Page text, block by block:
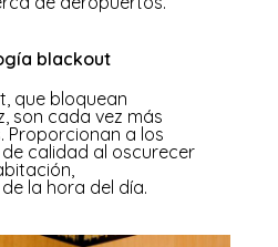
blackout
que bloquean
son cada vez más
Proporcionan a los
calidad al oscurecer
la hora del día.